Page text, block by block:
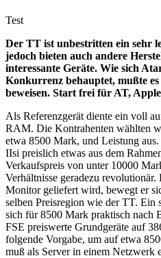
Test
Der TT ist unbestritten ein sehr
jedoch bieten auch andere
interessante Geräte. Wie sich
Konkurrenz behauptet, mußte
beweisen. Start frei für AT,
Als Referenzgerät diente ein voll
RAM. Die Kontrahenten wählten
etwa 8500 Mark, und Leistung
IIsi preislich etwas aus dem
Verkaufspreis von unter 10000
Verhältnisse geradezu
Monitor geliefert wird, bewegt er
selben Preisregion wie der TT. Ein
sich für 8500 Mark praktisch nach
FSE preiswerte Grundgeräte auf
folgende Vorgabe, um auf etwa
muß als Server in einem Netzwerk